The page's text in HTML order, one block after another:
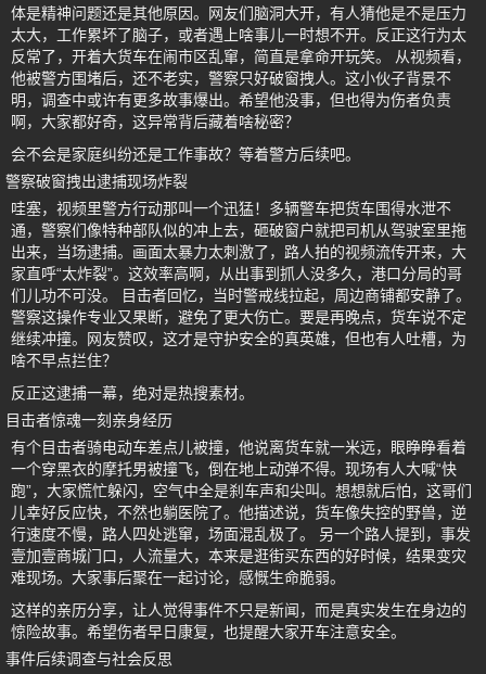
体是精神问题还是其他原因。网友们脑洞大开，有人猜他是不是压力
太大，工作累坏了脑子，或者遇上啥事儿一时想不开。反正这行为太
反常了，开着大货车在闹市区乱窜，简直是拿命开玩笑。 从视频看，
他被警方围堵后，还不老实，警察只好破窗拽人。这小伙子背景不
明，调查中或许有更多故事爆出。希望他没事，但也得为伤者负责
啊，大家都好奇，这异常背后藏着啥秘密？
会不会是家庭纠纷还是工作事故？等着警方后续吧。
警察破窗拽出逮捕现场炸裂
哇塞，视频里警方行动那叫一个迅猛！多辆警车把货车围得水泄不
通，警察们像特种部队似的冲上去，砸破窗户就把司机从驾驶室里拖
出来，当场逮捕。画面太暴力太刺激了，路人拍的视频流传开来，大
家直呼“太炸裂”。这效率高啊，从出事到抓人没多久，港口分局的哥
们儿功不可没。 目击者回忆，当时警戒线拉起，周边商铺都安静了。
警察这操作专业又果断，避免了更大伤亡。要是再晚点，货车说不定
继续冲撞。网友赞叹，这才是守护安全的真英雄，但也有人吐槽，为
啥不早点拦住？
反正这逮捕一幕，绝对是热搜素材。
目击者惊魂一刻亲身经历
有个目击者骑电动车差点儿被撞，他说离货车就一米远，眼睁睁看着
一个穿黑衣的摩托男被撞飞，倒在地上动弹不得。现场有人大喊“快
跑”，大家慌忙躲闪，空气中全是刹车声和尖叫。想想就后怕，这哥们
儿幸好反应快，不然也躺医院了。他描述说，货车像失控的野兽，逆
行速度不慢，路人四处逃窜，场面混乱极了。 另一个路人提到，事发
壹加壹商城门口，人流量大，本来是逛街买东西的好时候，结果变灾
难现场。大家事后聚在一起讨论，感慨生命脆弱。
这样的亲历分享，让人觉得事件不只是新闻，而是真实发生在身边的
惊险故事。希望伤者早日康复，也提醒大家开车注意安全。
事件后续调查与社会反思